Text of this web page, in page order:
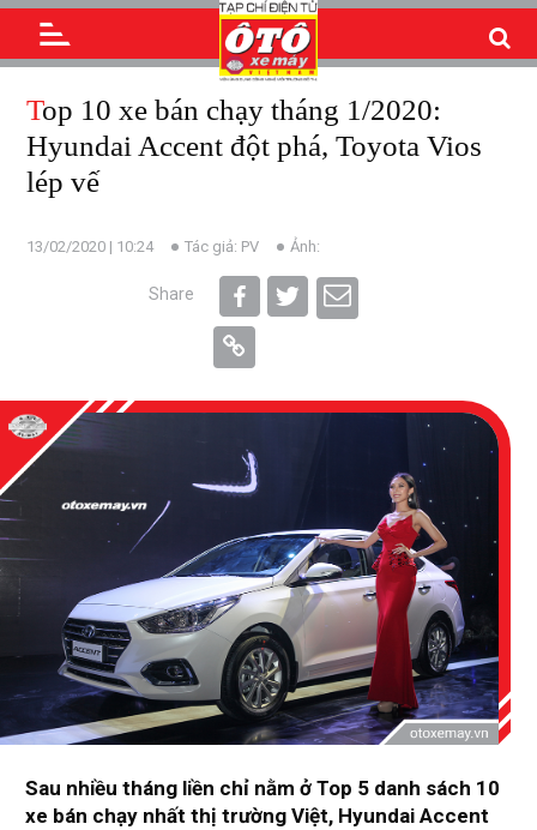
Top 10 xe bán chạy tháng 1/2020:
Hyundai Accent đột phá, Toyota Vios
lép vế
13/02/2020 | 10:24 Tác giả: PV Ảnh:
Share
Sau nhiều tháng liền chỉ nằm ở Top 5 danh sách 10
xe bán chạy nhất thị trường Việt, Hyundai Accent